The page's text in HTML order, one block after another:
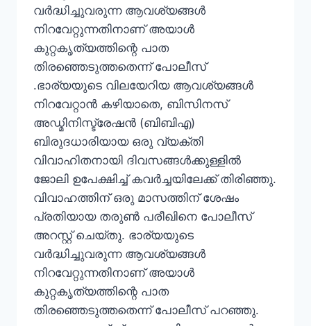
വർദ്ധിച്ചുവരുന്ന ആവശ്യങ്ങൾ
നിറവേറ്റുന്നതിനാണ് അയാൾ
കുറ്റകൃത്യത്തിന്റെ പാത
തിരഞ്ഞെടുത്തതെന്ന് പോലീസ്
.ഭാര്യയുടെ വിലയേറിയ ആവശ്യങ്ങൾ
നിറവേറ്റാൻ കഴിയാതെ, ബിസിനസ്
അഡ്മിനിസ്ട്രേഷൻ (ബിബിഎ)
ബിരുദധാരിയായ ഒരു വ്യക്തി
വിവാഹിതനായി ദിവസങ്ങൾക്കുള്ളിൽ
ജോലി ഉപേക്ഷിച്ച് കവർച്ചയിലേക്ക് തിരിഞ്ഞു.
വിവാഹത്തിന് ഒരു മാസത്തിന് ശേഷം
പ്രതിയായ തരുൺ പരീഖിനെ പോലീസ്
അറസ്റ്റ് ചെയ്തു. ഭാര്യയുടെ
വർദ്ധിച്ചുവരുന്ന ആവശ്യങ്ങൾ
നിറവേറ്റുന്നതിനാണ് അയാൾ
കുറ്റകൃത്യത്തിന്റെ പാത
തിരഞ്ഞെടുത്തതെന്ന് പോലീസ് പറഞ്ഞു.